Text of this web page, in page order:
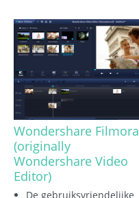
Wondershare Filmora
(originally
Wondershare Video
Editor)
De gebruiksvriendelijke